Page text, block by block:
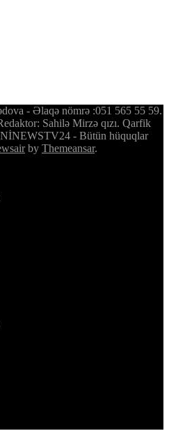
- Əlaqə nömrə :051 565 55 59.
Sahilə Mirzə qızı. Qarfik
- Bütün hüquqlar
by Themeansar.